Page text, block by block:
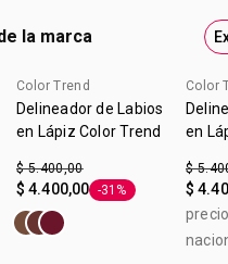
3ml. Origen:
la marca
Color Trend
Delineador de Labios
en Lápiz Color Trend
$ 5.400,00
$ 4.400,00 Etiqueta -31%
-31%
Color
en
$
$